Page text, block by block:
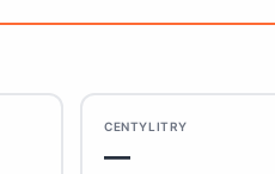
CENTYLITRY
—